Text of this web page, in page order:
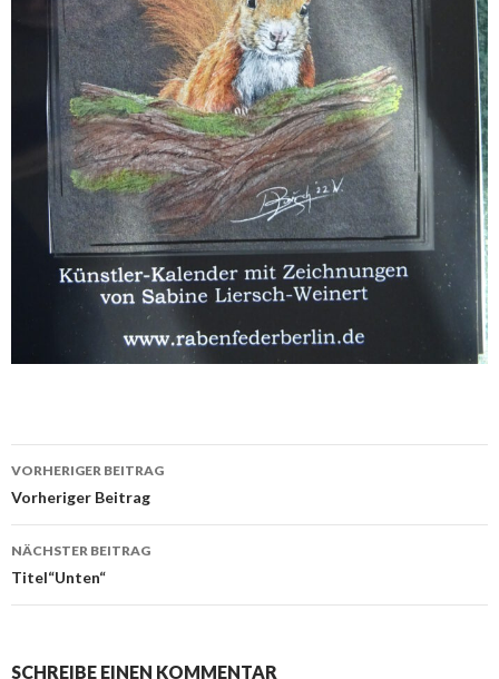
Beitrags-
Navigation
VORHERIGER BEITRAG
Vorheriger Beitrag
NÄCHSTER BEITRAG
Titel“Unten“
SCHREIBE EINEN KOMMENTAR